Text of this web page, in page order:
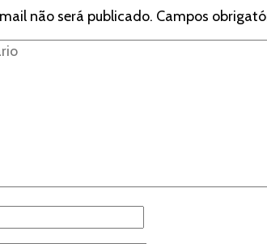
não será publicado. Campos